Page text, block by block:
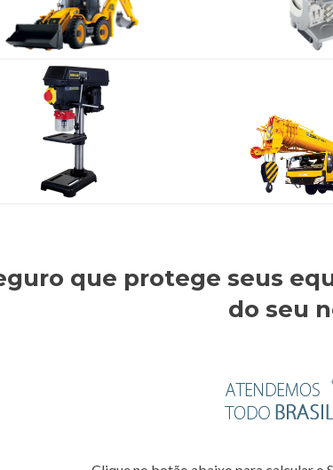
que protege seus
do seu